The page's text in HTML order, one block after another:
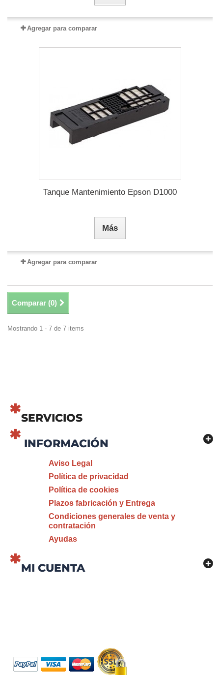
Agregar para comparar
Tanque Mantenimiento Epson D1000
Más
Agregar para comparar
Comparar (0)
Mostrando 1 - 7 de 7 items
SERVICIOS
INFORMACIÓN
Aviso Legal
Política de privacidad
Política de cookies
Plazos fabricación y Entrega
Condiciones generales de venta y
contratación
Ayudas
MI CUENTA